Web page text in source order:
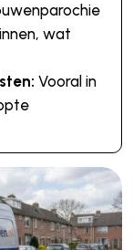
wat
Vooral in